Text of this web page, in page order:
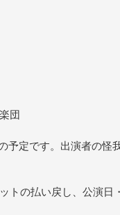
団
予定です。出演者の怪
トの払い戻し、公演日